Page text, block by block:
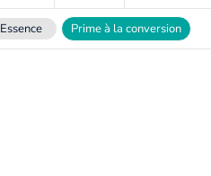
Essence Prime à la conversion